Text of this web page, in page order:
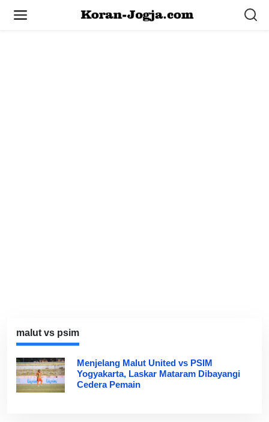
malut vs psim
Menjelang Malut United vs PSIM
Yogyakarta, Laskar Mataram Dibayangi
Cedera Pemain